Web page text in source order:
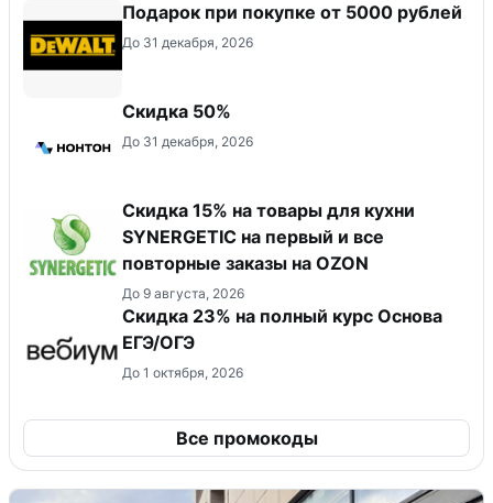
Подарок при покупке от 5000 рублей
До 31 декабря, 2026
Скидка 50%
До 31 декабря, 2026
Скидка 15% на товары для кухни
SYNERGETIC на первый и все
повторные заказы на OZON
До 9 августа, 2026
Скидка 23% на полный курс Основа
ЕГЭ/ОГЭ
До 1 октября, 2026
Все промокоды